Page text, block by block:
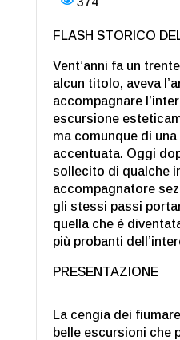
FLASH STORICO
Vent’anni fa un
alcun titolo, aveva
accompagnare
escursione
ma comunque di
accentuata. Oggi
sollecito di qualche
accompagnatore
gli stessi passi
quella che è
più probanti
PRESENTAZIONE
La cengia dei
belle escursioni che